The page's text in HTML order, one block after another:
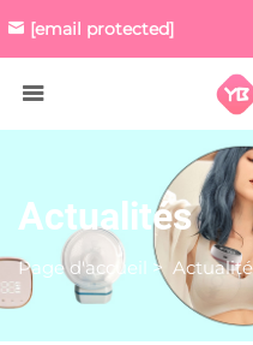
[email protected]
Actualités
Page d'accueil >